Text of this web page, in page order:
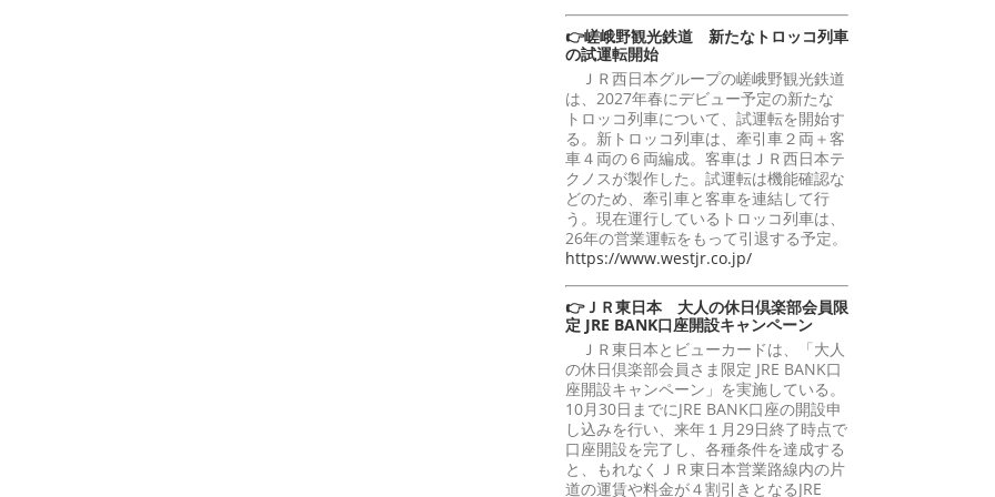
👉嵯峨野観光鉄道 新たなトロッコ列車
の試運転開始
ＪＲ西日本グループの嵯峨野観光鉄道
は、2027年春にデビュー予定の新たな
トロッコ列車について、試運転を開始す
る。新トロッコ列車は、牽引車２両＋客
車４両の６両編成。客車はＪＲ西日本テ
クノスが製作した。試運転は機能確認な
どのため、牽引車と客車を連結して行
う。現在運行しているトロッコ列車は、
26年の営業運転をもって引退する予定。
https://www.westjr.co.jp/
👉ＪＲ東日本 大人の休日倶楽部会員限
定 JRE BANK口座開設キャンペーン
ＪＲ東日本とビューカードは、「大人
の休日倶楽部会員さま限定 JRE BANK口
座開設キャンペーン」を実施している。
10月30日までにJRE BANK口座の開設申
し込みを行い、来年１月29日終了時点で
口座開設を完了し、各種条件を達成する
と、もれなくＪＲ東日本営業路線内の片
道の運賃や料金が４割引きとなるJRE